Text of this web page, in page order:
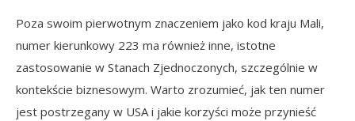
Poza swoim pierwotnym znaczeniem jako kod kraju Mali,
numer kierunkowy 223 ma również inne, istotne
zastosowanie w Stanach Zjednoczonych, szczególnie w
kontekście biznesowym. Warto zrozumieć, jak ten numer
jest postrzegany w USA i jakie korzyści może przynieść